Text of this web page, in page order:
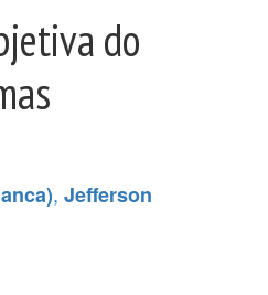
do
, Jefferson